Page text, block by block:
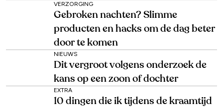
VERZORGING
Gebroken nachten? Slimme
producten en hacks om de dag beter
door te komen
NIEUWS
Dit vergroot volgens onderzoek de
kans op een zoon of dochter
EXTRA
10 dingen die ik tijdens de kraamtijd